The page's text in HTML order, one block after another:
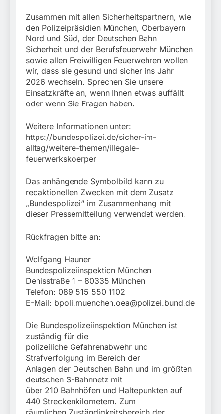
Zusammen mit allen Sicherheitspartnern, wie
den Polizeipräsidien München, Oberbayern
Nord und Süd, der Deutschen Bahn
Sicherheit und der Berufsfeuerwehr München
sowie allen Freiwilligen Feuerwehren wollen
wir, dass sie gesund und sicher ins Jahr
2026 wechseln. Sprechen Sie unsere
Einsatzkräfte an, wenn Ihnen etwas auffällt
oder wenn Sie Fragen haben.
Weitere Informationen unter:
https://bundespolizei.de/sicher-im-
alltag/weitere-themen/illegale-
feuerwerkskoerper
Das anhängende Symbolbild kann zu
redaktionellen Zwecken mit dem Zusatz
„Bundespolizei“ im Zusammenhang mit
dieser Pressemitteilung verwendet werden.
Rückfragen bitte an:
Wolfgang Hauner
Bundespolizeiinspektion München
Denisstraße 1 – 80335 München
Telefon: 089 515 550 1102
E-Mail: bpoli.muenchen.oea@polizei.bund.de
Die Bundespolizeiinspektion München ist
zuständig für die
polizeiliche Gefahrenabwehr und
Strafverfolgung im Bereich der
Anlagen der Deutschen Bahn und im größten
deutschen S-Bahnnetz mit
über 210 Bahnhöfen und Haltepunkten auf
440 Streckenkilometern. Zum